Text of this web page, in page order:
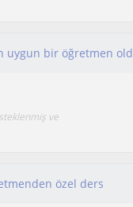
ve
özel ders